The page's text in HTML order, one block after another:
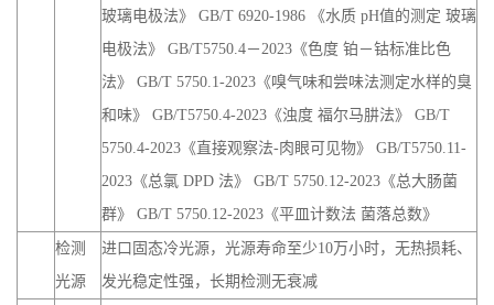
玻璃电极法》 GB/T 6920-1986 《水质 pH值的测定 玻璃
电极法》 GB/T5750.4－2023《色度 铂－钴标准比色
法》 GB/T 5750.1-2023《嗅气味和尝味法测定水样的臭
和味》 GB/T5750.4-2023《浊度 福尔马肼法》 GB/T
5750.4-2023《直接观察法-肉眼可见物》 GB/T5750.11-
2023《总氯 DPD 法》 GB/T 5750.12-2023《总大肠菌
群》 GB/T 5750.12-2023《平皿计数法 菌落总数》
检测
光源
进口固态冷光源，光源寿命至少10万小时，无热损耗、
发光稳定性强，长期检测无衰减